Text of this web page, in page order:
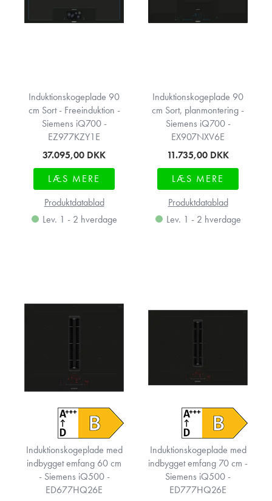
Induktionskogeplade 90
cm Sort - Freeinduktion -
Siemens iQ700 -
EZ977KZY1E
37.095,00 DKK
LÆS MERE
Produktdatablad
Lev. 1 - 2 hverdage
Induktionskogeplade 90
cm Sort, planmontering -
Siemens iQ700 -
EX907NXV6E
11.735,00 DKK
LÆS MERE
Produktdatablad
Lev. 1 - 2 hverdage
Induktionskogeplade med
indbygget emfang 60 cm
- Siemens iQ500 -
ED677HQ26E
Induktionskogeplade med
indbygget emfang 70 cm -
Siemens iQ500 -
ED777HQ26E